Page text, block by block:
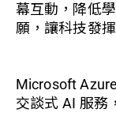
幕互動，降低
願，讓科技發
Microsoft
交談式 AI 服務